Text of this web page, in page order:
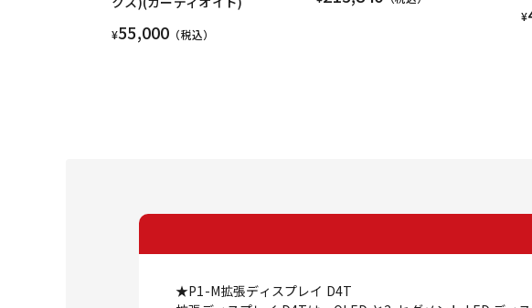
¥55,000 （税込）
¥
★P1-M拡張ディスプレイ D4T